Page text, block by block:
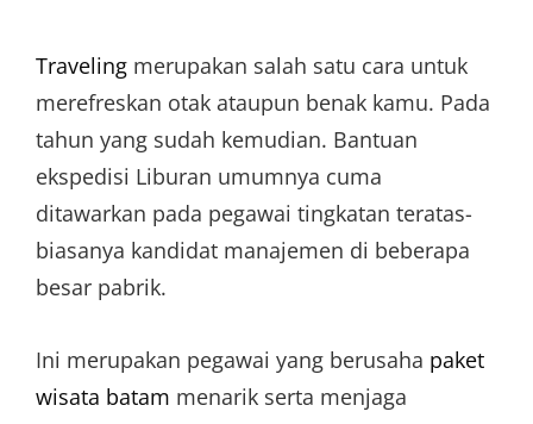
Traveling merupakan salah satu cara untuk
merefreskan otak ataupun benak kamu. Pada
tahun yang sudah kemudian. Bantuan
ekspedisi Liburan umumnya cuma
ditawarkan pada pegawai tingkatan teratas-
biasanya kandidat manajemen di beberapa
besar pabrik.
Ini merupakan pegawai yang berusaha paket
wisata batam menarik serta menjaga